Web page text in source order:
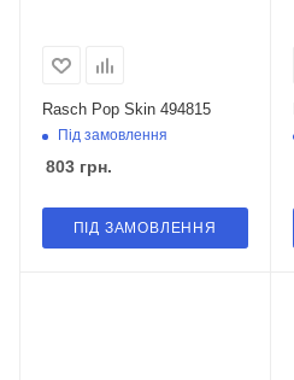
Rasch Pop Skin 494815
Під замовлення
803 грн.
ПІД ЗАМОВЛЕННЯ